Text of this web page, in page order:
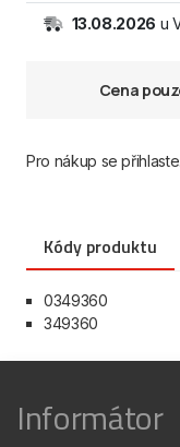
13.08.2026 u
Cena
Pro nákup se přihlaste.
Kódy produktu
0349360
349360
Informátor